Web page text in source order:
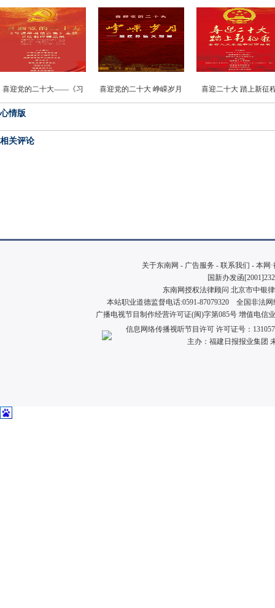
喜迎党的二十大——《习
近平书信选集》主题书法
喜迎党的二十大 峥嵘岁月
——福建苏区文物展
喜迎二十大 踏上新征
——全省人大系统书画
心情版
相关评论
关于东南网 - 广告服务 - 联系我们 - 本网
国新办发函
东南网授权法律顾问 北京市中银
本站职业道德监督电话:0591-87079320 全国非法网
广播电视节目制作经营许可证(闽)字第085号 增值电信
信息网络传播视听节目许可 许可证号：
主办：福建日报报业集团